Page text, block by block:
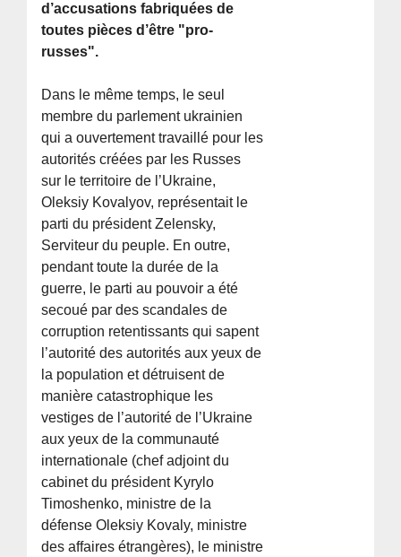
d’accusations fabriquées de
toutes pièces d’être "pro-
russes".
Dans le même temps, le seul
membre du parlement ukrainien
qui a ouvertement travaillé pour les
autorités créées par les Russes
sur le territoire de l’Ukraine,
Oleksiy Kovalyov, représentait le
parti du président Zelensky,
Serviteur du peuple. En outre,
pendant toute la durée de la
guerre, le parti au pouvoir a été
secoué par des scandales de
corruption retentissants qui sapent
l’autorité des autorités aux yeux de
la population et détruisent de
manière catastrophique les
vestiges de l’autorité de l’Ukraine
aux yeux de la communauté
internationale (chef adjoint du
cabinet du président Kyrylo
Timoshenko, ministre de la
défense Oleksiy Kovaly, ministre
des affaires étrangères), le ministre